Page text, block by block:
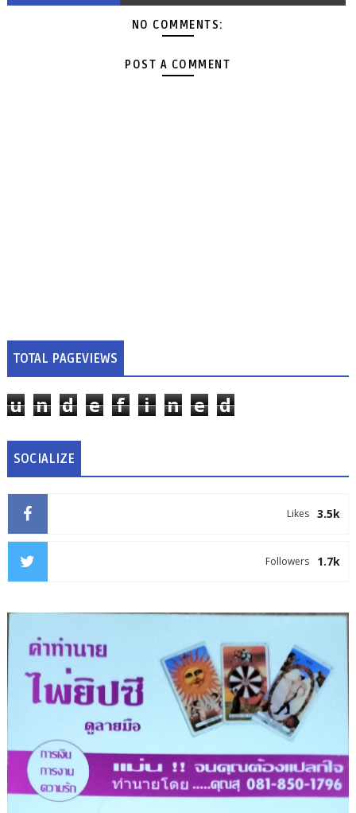
NO COMMENTS:
POST A COMMENT
TOTAL PAGEVIEWS
u n d e f i n e d
SOCIALIZE
3.5k
Likes
1.7k
Followers